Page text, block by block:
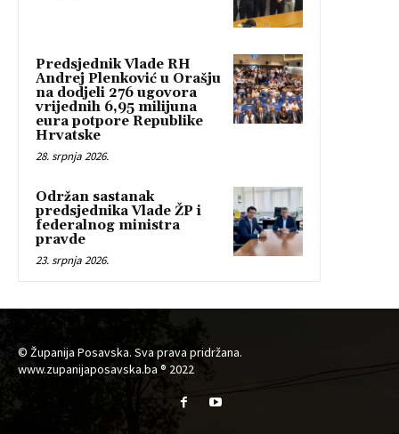
Predsjednik Vlade RH
Andrej Plenković u Orašju
na dodjeli 276 ugovora
vrijednih 6,95 milijuna
eura potpore Republike
Hrvatske
28. srpnja 2026.
Održan sastanak
predsjednika Vlade ŽP i
federalnog ministra
pravde
23. srpnja 2026.
© Županija Posavska. Sva prava pridržana.
www.zupanijaposavska.ba ® 2022